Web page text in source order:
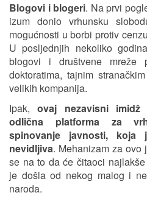
Blogovi i blogeri. Na prvi
izum donio vrhunsku
mogućnosti u borbi protiv
U posljednjih nekoliko
blogovi i društvene mreže
doktoratima, tajnim
velikih kompanija.
Ipak,ovaj nezavisni imidž
odlična platforma za
spinovanje javnosti,
nevidljiva. Mehanizam za ovo
se na to da će čitaoci
je došla od nekog malog i
naroda.